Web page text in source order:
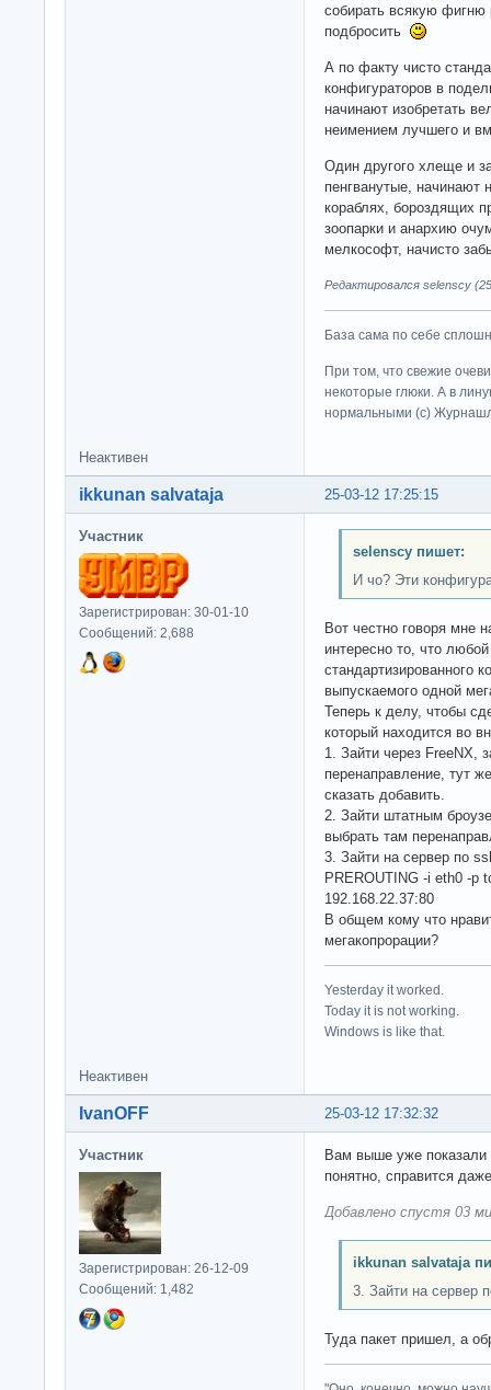
собирать всякую фигню
подбросить
А по факту чисто
конфигураторов в
начинают изобретать
неимением лучшего и
Один другого хлеще и
пенгванутые, начинают
кораблях, бороздящих
зоопарки и анархию
мелкософт, начисто
Редактировался selenscy
База сама по себе
При том, что свежие
некоторые глюки. А в
нормальными (c)
Неактивен
25-03-12 17:25:15
ikkunan salvataja
Участник
Зарегистрирован: 30-01-10
Сообщений: 2,688
selenscy пишет:
И чо? Эти
Вот честно говоря мне
интересно то, что
стандартизированного
выпускаемого одной
Теперь к делу, чтобы
который находится во
1. Зайти через FreeNX,
перенаправление, тут
сказать добавить.
2. Зайти штатным
выбрать там
3. Зайти на сервер по
PREROUTING -i eth0 -p
192.168.22.37:80
В общем кому что
мегакопрорации?
Yesterday it worked.
Today it is not working.
Windows is like that.
Неактивен
25-03-12 17:32:32
IvanOFF
Участник
Зарегистрирован: 26-12-09
Сообщений: 1,482
Вам выше уже
понятно, справится
Добавлено спустя 03
ikkunan salvataja
3. Зайти на сервер
Туда пакет пришел, а